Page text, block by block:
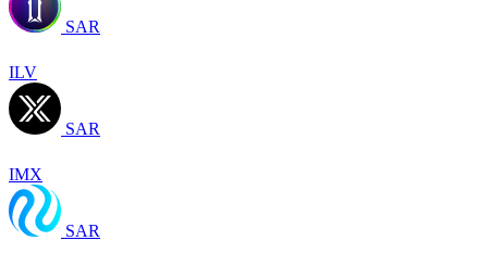
SAR
ILV
SAR
IMX
SAR